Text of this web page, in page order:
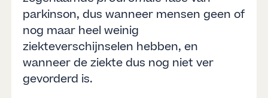
parkinson, dus wanneer mensen geen of
nog maar heel weinig
ziekteverschijnselen hebben, en
wanneer de ziekte dus nog niet ver
gevorderd is.